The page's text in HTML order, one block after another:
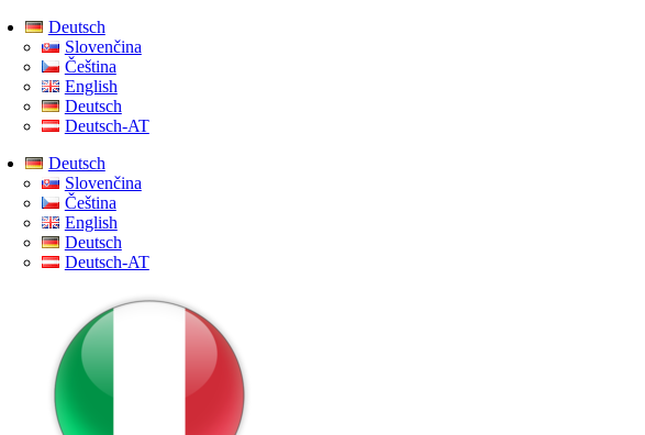
Deutsch
Slovenčina
Čeština
English
Deutsch
Deutsch-AT
Deutsch
Slovenčina
Čeština
English
Deutsch
Deutsch-AT